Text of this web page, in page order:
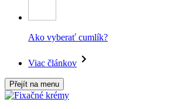
Ako vyberať cumlík?
Viac článkov
Přejít na menu